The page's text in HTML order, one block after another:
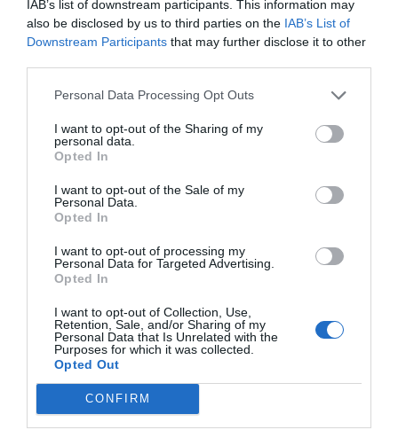
IAB’s list of downstream participants. This information may
also be disclosed by us to third parties on the IAB’s List of
Downstream Participants that may further disclose it to other
Personal Data Processing Opt Outs
I want to opt-out of the Sharing of my
personal data.
Opted In
I want to opt-out of the Sale of my
Personal Data.
Opted In
I want to opt-out of processing my
Personal Data for Targeted Advertising.
Opted In
I want to opt-out of Collection, Use,
Retention, Sale, and/or Sharing of my
Personal Data that Is Unrelated with the
Purposes for which it was collected.
Opted Out
CONFIRM